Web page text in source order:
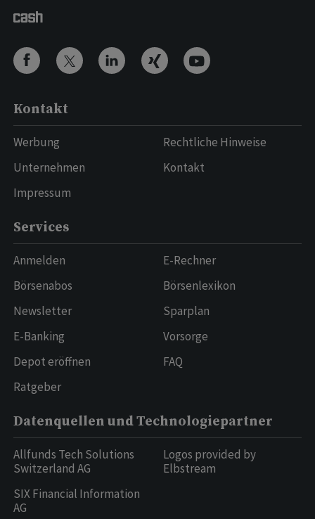
Kontakt
Werbung
Unternehmen
Impressum
Rechtliche Hinweise
Kontakt
Services
Anmelden
Börsenabos
Newsletter
E-Banking
Depot eröffnen
Ratgeber
E-Rechner
Börsenlexikon
Sparplan
Vorsorge
FAQ
Datenquellen und Technologiepartner
Allfunds Tech Solutions
Switzerland AG
SIX Financial Information
AG
Logos provided by
Elbstream